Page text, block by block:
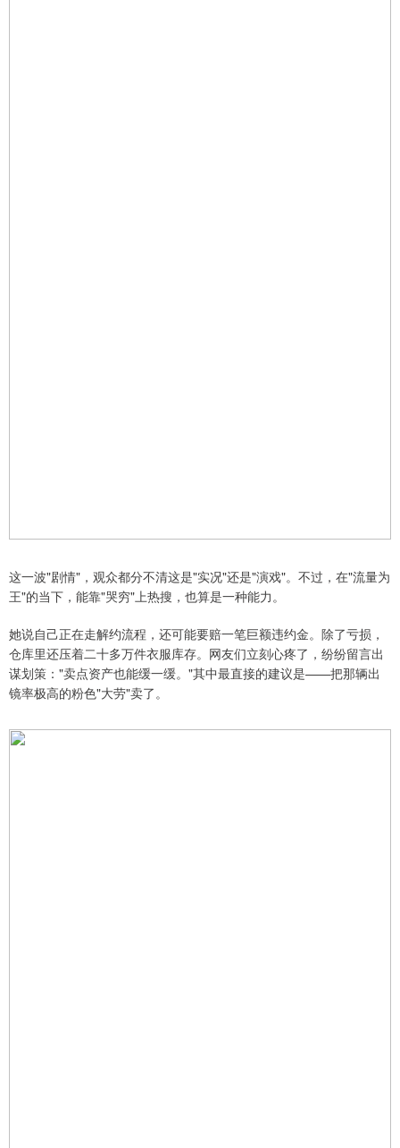
这一波"剧情"，观众都分不清这是"实况"还是"演戏"。不过，在"流量为
王"的当下，能靠"哭穷"上热搜，也算是一种能力。
她说自己正在走解约流程，还可能要赔一笔巨额违约金。除了亏损，
仓库里还压着二十多万件衣服库存。网友们立刻心疼了，纷纷留言出
谋划策："卖点资产也能缓一缓。"其中最直接的建议是——把那辆出
镜率极高的粉色"大劳"卖了。